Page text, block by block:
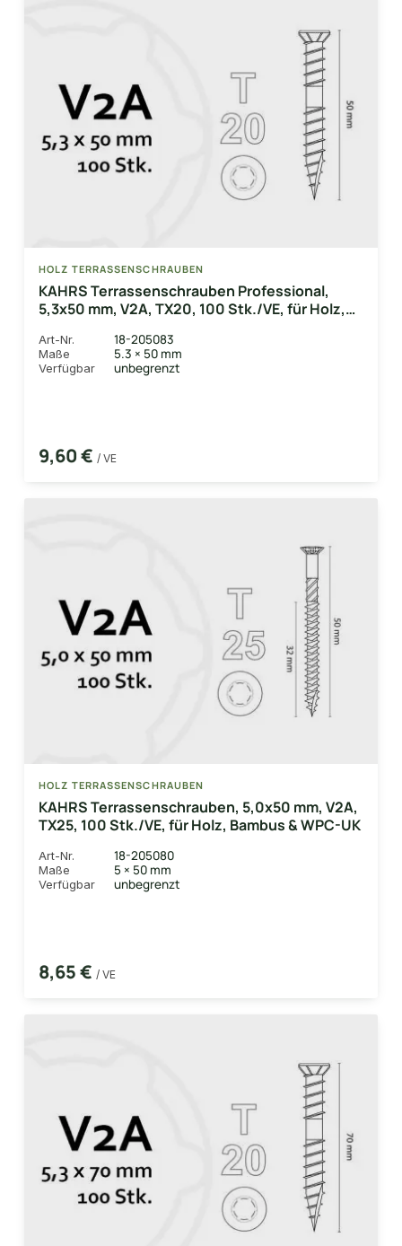
HOLZ TERRASSENSCHRAUBEN
KAHRS Terrassenschrauben Professional,
5,3x50 mm, V2A, TX20, 100 Stk./VE, für Holz,
Art-Nr. 18-205083
Maße 5.3 × 50 mm
Verfügbar unbegrenzt
9,60 € / VE
HOLZ TERRASSENSCHRAUBEN
KAHRS Terrassenschrauben, 5,0x50 mm, V2A,
TX25, 100 Stk./VE, für Holz, Bambus & WPC-UK
Art-Nr. 18-205080
Maße 5 × 50 mm
Verfügbar unbegrenzt
8,65 € / VE